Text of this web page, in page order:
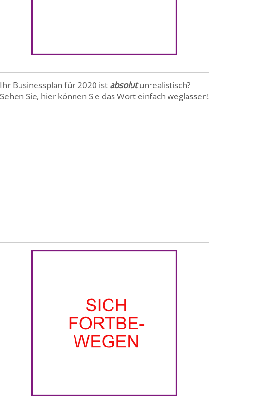
Ihr Businessplan für 2020 ist absolut unrealistisch?
Sehen Sie, hier können Sie das Wort einfach weglassen!